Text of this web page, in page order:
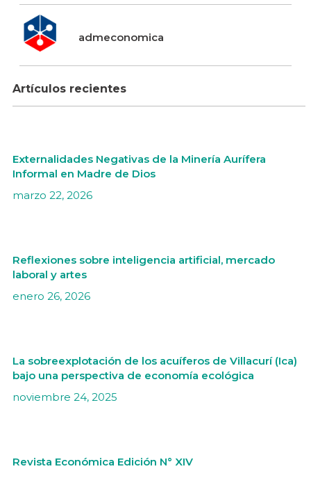
admeconomica
Artículos recientes
Externalidades Negativas de la Minería Aurífera
Informal en Madre de Dios
marzo 22, 2026
Reflexiones sobre inteligencia artificial, mercado
laboral y artes
enero 26, 2026
La sobreexplotación de los acuíferos de Villacurí (Ica)
bajo una perspectiva de economía ecológica
noviembre 24, 2025
Revista Económica Edición N° XIV